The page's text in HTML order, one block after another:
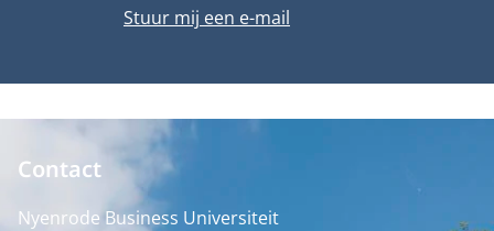
E-mailadres
Stuur mij een e-mail
Contact
Nyenrode Business Universiteit